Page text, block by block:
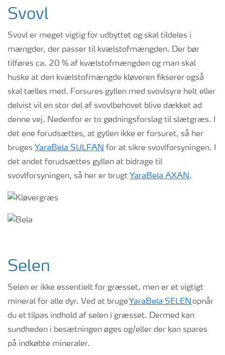
Svovl
Svovl er meget vigtig for udbyttet og skal tildeles i
mængder, der passer til kvælstofmængden. Der bør
tilføres ca. 20 % af kvælstofmængden og man skal
huske at den kvælstofmængde kløveren fikserer også
skal tælles med. Forsures gyllen med svovlsyre helt eller
delvist vil en stor del af svovlbehovet blive dækket ad
denne vej. Nedenfor er to gødningsforslag til slætgræs. I
det ene forudsættes, at gyllen ikke er forsuret, så her
bruges YaraBela SULFAN for at sikre svovlforsyningen.
det andet forudsættes gyllen at bidrage til
svovlforsyningen, så her er brugt YaraBela AXAN.
Selen
Selen er ikke essentielt for græsset, men er et vigtigt
mineral for alle dyr. Ved at brugeYaraBela SELENopnår
du et tilpas indhold af selen i græsset. Dermed kan
sundheden i besætningen øges og/eller der kan spares
på indkøbte mineraler.